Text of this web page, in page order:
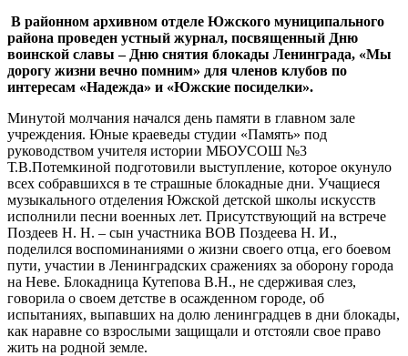
В районном архивном отделе Южского муниципального
района проведен устный журнал, посвященный Дню
воинской славы – Дню снятия блокады Ленинграда, «Мы
дорогу жизни вечно помним» для членов клубов по
интересам «Надежда» и «Южские посиделки».
Минутой молчания начался день памяти в главном зале
учреждения. Юные краеведы студии «Память» под
руководством учителя истории МБОУСОШ №3
Т.В.Потемкиной подготовили выступление, которое окунуло
всех собравшихся в те страшные блокадные дни. Учащиеся
музыкального отделения Южской детской школы искусств
исполнили песни военных лет. Присутствующий на встрече
Поздеев Н. Н. – сын участника ВОВ Поздеева Н. И.,
поделился воспоминаниями о жизни своего отца, его боевом
пути, участии в Ленинградских сражениях за оборону города
на Неве. Блокадница Кутепова В.Н., не сдерживая слез,
говорила о своем детстве в осажденном городе, об
испытаниях, выпавших на долю ленинградцев в дни блокады,
как наравне со взрослыми защищали и отстояли свое право
жить на родной земле.